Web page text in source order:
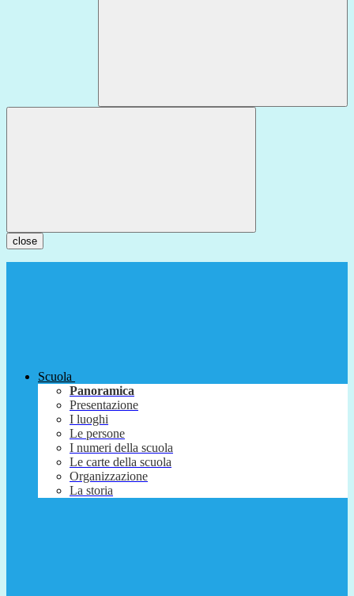
close
Scuola
Panoramica
Presentazione
I luoghi
Le persone
I numeri della scuola
Le carte della scuola
Organizzazione
La storia